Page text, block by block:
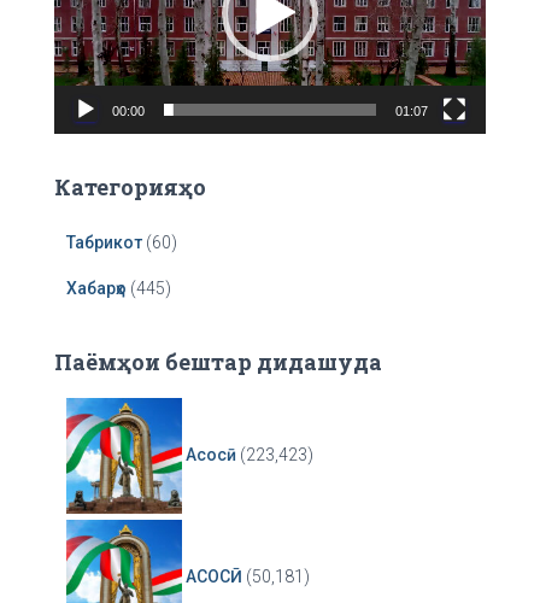
o
P
l
a
00:00 01:07
Категорияҳо
Табрикот (60)
Хабарҳо (445)
Паёмҳои бештар дидашуда
Асосӣ (223,423)
АСОСӢ (50,181)